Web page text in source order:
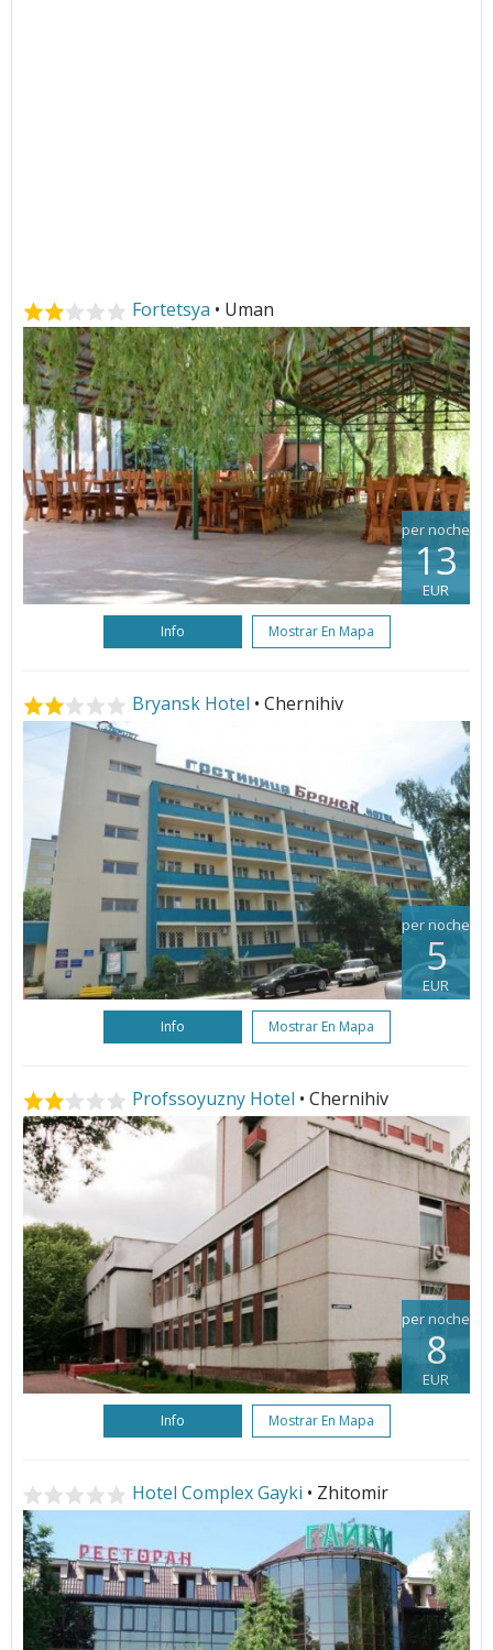
Fortetsya • Uman
per noche
13
EUR
Info Mostrar En Mapa
Bryansk Hotel • Chernihiv
per noche
5
EUR
Info Mostrar En Mapa
Profssoyuzny Hotel • Chernihiv
per noche
8
EUR
Info Mostrar En Mapa
Hotel Complex Gayki • Zhitomir